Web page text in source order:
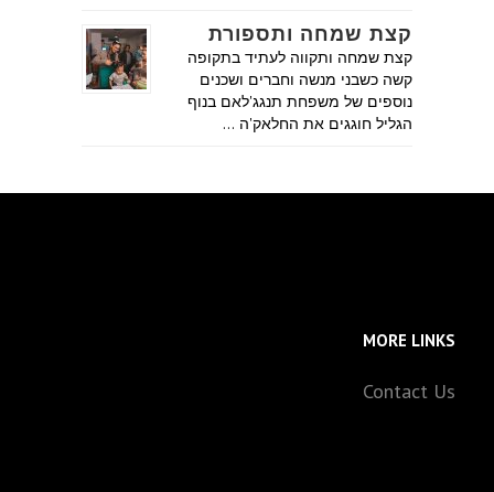
קצת שמחה ותספורת
קצת שמחה ותקווה לעתיד בתקופה
קשה כשבני מנשה וחברים ושכנים
נוספים של משפחת תנגג'לאם בנוף
הגליל חוגגים את החלאק'ה …
MORE LINKS
Contact Us